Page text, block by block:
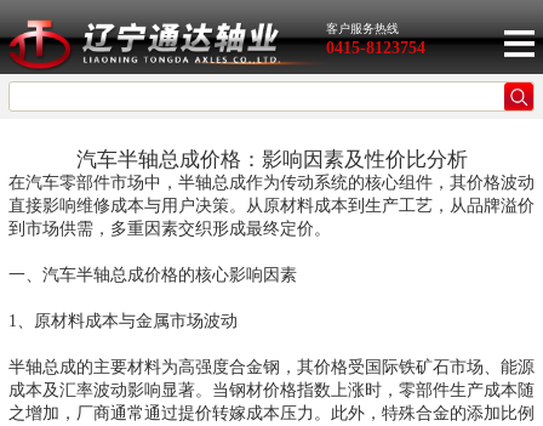
客户服务热线
0415-8123754
汽车半轴总成价格：影响因素及性价比分析
在汽车零部件市场中，半轴总成作为传动系统的核心组件，其价格波动
直接影响维修成本与用户决策。从原材料成本到生产工艺，从品牌溢价
到市场供需，多重因素交织形成最终定价。
一、汽车半轴总成价格的核心影响因素
1、原材料成本与金属市场波动
半轴总成的主要材料为高强度合金钢，其价格受国际铁矿石市场、能源
成本及汇率波动影响显著。当钢材价格指数上涨时，零部件生产成本随
之增加，厂商通常通过提价转嫁成本压力。此外，特殊合金的添加比例